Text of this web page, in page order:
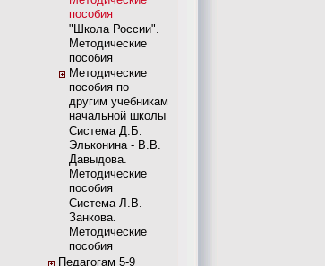
пособия
"Школа России".
Методические
пособия
Методические
пособия по
другим учебникам
начальной школы
Система Д.Б.
Эльконина - В.В.
Давыдова.
Методические
пособия
Система Л.В.
Занкова.
Методические
пособия
Педагогам 5-9